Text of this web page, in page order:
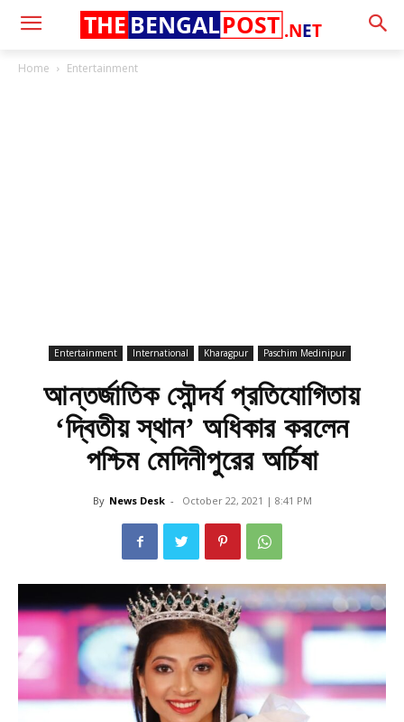
.NET
THE BENGALPOST
Home Entertainment
Entertainment International Kharagpur Paschim Medinipur
আন্তর্জাতিক সৌন্দর্য প্রতিযোগিতায়
‘দ্বিতীয় স্থান’ অধিকার করলেন
পশ্চিম মেদিনীপুরের অর্চিষা
By News Desk - October 22, 2021 | 8:41 PM